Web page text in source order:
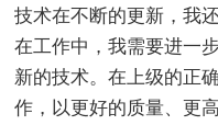
技术在不断的更新，我
在工作中，我需要进一
新的技术。在上级的正
作，以更好的质量、更